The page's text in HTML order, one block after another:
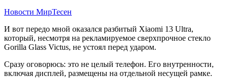
Новости МирТесен
И вот передо мной оказался разбитый Xiaomi 13 Ultra,
который, несмотря на рекламируемое сверхпрочное стекло
Gorilla Glass Victus, не устоял перед ударом.
Сразу оговорюсь: это не целый телефон. Его внутренности,
включая дисплей, размещены на отдельной несущей рамке.